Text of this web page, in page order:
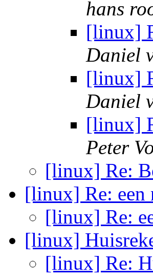
hans
[linux]
Daniel
[linux]
Daniel
[linux]
Peter
[linux] Re:
[linux] Re: een
[linux] Re:
[linux]
[linux] Re: